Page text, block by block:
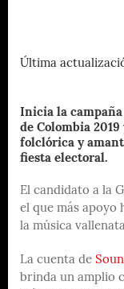
Última
Inicia la campaña
de Colombia
folclórica y
fiesta electoral.
El candidato a la
el que más apoyo
la música
La cuenta de
brinda un amplio